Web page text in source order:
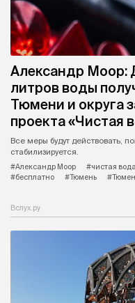
Александр Моор:
литров воды
Тюмени и округа
проекта «Чистая
Все меры будут действовать,
стабилизируется.
#Александр Моор
#чистая вода
#бесплатно
#Тюмень
Вслух.ру